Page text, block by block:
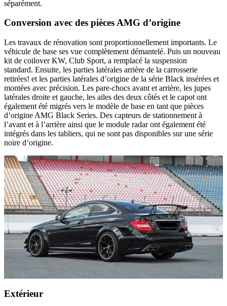
séparément.
Conversion avec des pièces AMG d’origine
Les travaux de rénovation sont proportionnellement importants. Le
véhicule de base ses vue complètement démantelé. Puis un nouveau
kit de coilover KW, Club Sport, a remplacé la suspension
standard. Ensuite, les parties latérales arrière de la carrosserie
retirées! et les parties latérales d’origine de la série Black insérées et
montées avec précision. Les pare-chocs avant et arrière, les jupes
latérales droite et gauche, les ailes des deux côtés et le capot ont
également été migrés vers le modèle de base en tant que pièces
d’origine AMG Black Series. Des capteurs de stationnement à
l’avant et à l’arrière ainsi que le module radar ont également été
intégrés dans les tabliers, qui ne sont pas disponibles sur une série
noire d’origine.
Extérieur